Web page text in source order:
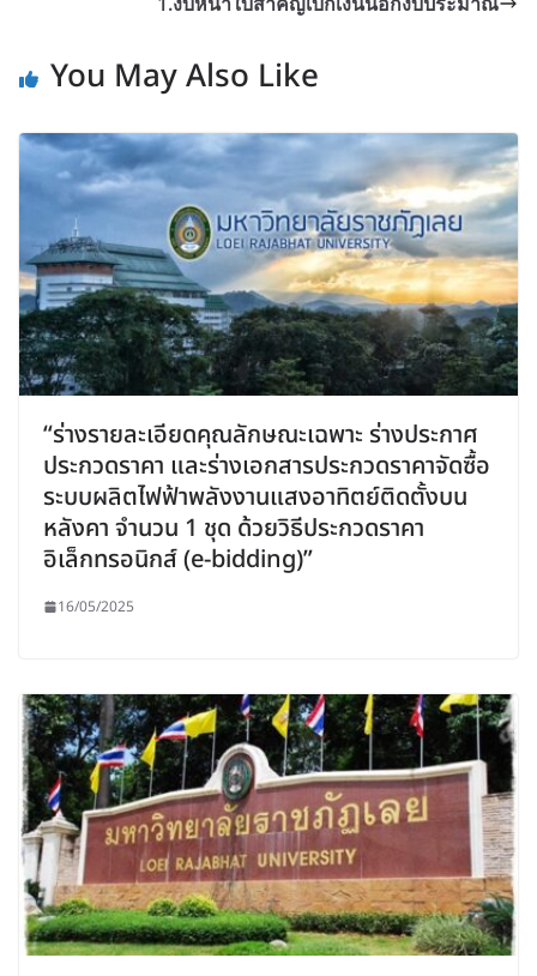
You May Also Like
“ร่างรายละเอียดคุณลักษณะเฉพาะ ร่างประกาศ
ประกวดราคา และร่างเอกสารประกวดราคาจัดซื้อ
ระบบผลิตไฟฟ้าพลังงานแสงอาทิตย์ติดตั้งบน
หลังคา จำนวน 1 ชุด ด้วยวิธีประกวดราคา
อิเล็กทรอนิกส์ (e-bidding)”
16/05/2025